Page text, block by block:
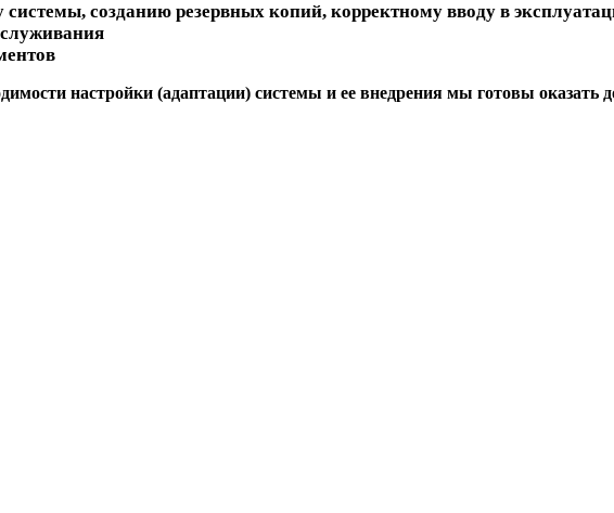
системы, созданию резервных копий, корректному вводу в
настройки (адаптации) системы и ее внедрения мы готовы оказать